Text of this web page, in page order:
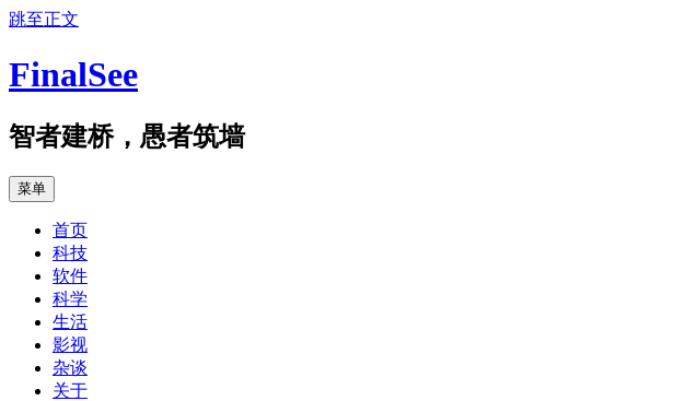
跳至正文
FinalSee
智者建桥，愚者筑墙
菜单
首页
科技
软件
科学
生活
影视
杂谈
关于